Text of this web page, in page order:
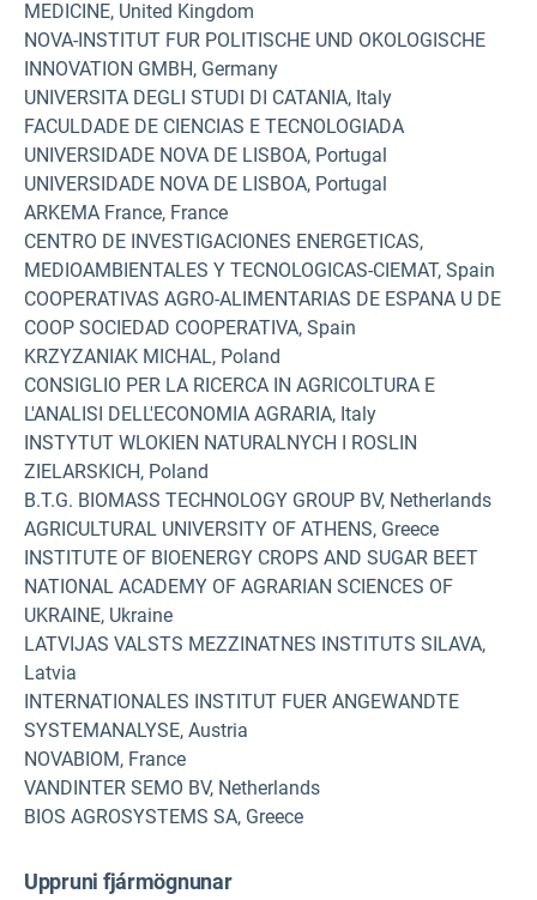
MEDICINE, United Kingdom
NOVA-INSTITUT FUR POLITISCHE UND OKOLOGISCHE
INNOVATION GMBH, Germany
UNIVERSITA DEGLI STUDI DI CATANIA, Italy
FACULDADE DE CIENCIAS E TECNOLOGIADA
UNIVERSIDADE NOVA DE LISBOA, Portugal
UNIVERSIDADE NOVA DE LISBOA, Portugal
ARKEMA France, France
CENTRO DE INVESTIGACIONES ENERGETICAS,
MEDIOAMBIENTALES Y TECNOLOGICAS-CIEMAT, Spain
COOPERATIVAS AGRO-ALIMENTARIAS DE ESPANA U DE
COOP SOCIEDAD COOPERATIVA, Spain
KRZYZANIAK MICHAL, Poland
CONSIGLIO PER LA RICERCA IN AGRICOLTURA E
L'ANALISI DELL'ECONOMIA AGRARIA, Italy
INSTYTUT WLOKIEN NATURALNYCH I ROSLIN
ZIELARSKICH, Poland
B.T.G. BIOMASS TECHNOLOGY GROUP BV, Netherlands
AGRICULTURAL UNIVERSITY OF ATHENS, Greece
INSTITUTE OF BIOENERGY CROPS AND SUGAR BEET
NATIONAL ACADEMY OF AGRARIAN SCIENCES OF
UKRAINE, Ukraine
LATVIJAS VALSTS MEZZINATNES INSTITUTS SILAVA,
Latvia
INTERNATIONALES INSTITUT FUER ANGEWANDTE
SYSTEMANALYSE, Austria
NOVABIOM, France
VANDINTER SEMO BV, Netherlands
BIOS AGROSYSTEMS SA, Greece
Uppruni fjármögnunar